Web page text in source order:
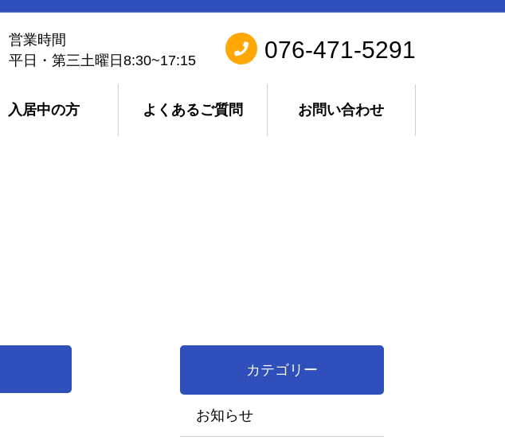
営業時間
平日・第三土曜日8:30~17:15
076-471-5291
入居中の方 よくあるご質問 お問い合わせ
カテゴリー
お知らせ